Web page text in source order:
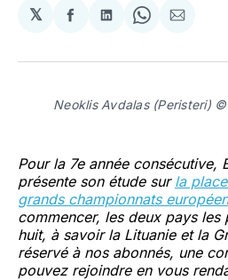
𝕏
Partager
Facebook
Partager
LinkedIn
Share
WhatsApp
Neoklis Avdalas (Peristeri) ©
Pour la 7e année consécutive,
présente son étude sur la
grands championnats
commencer, les deux pays les
huit, à savoir la Lituanie et la
réservé à nos abonnés, une
pouvez rejoindre en vous